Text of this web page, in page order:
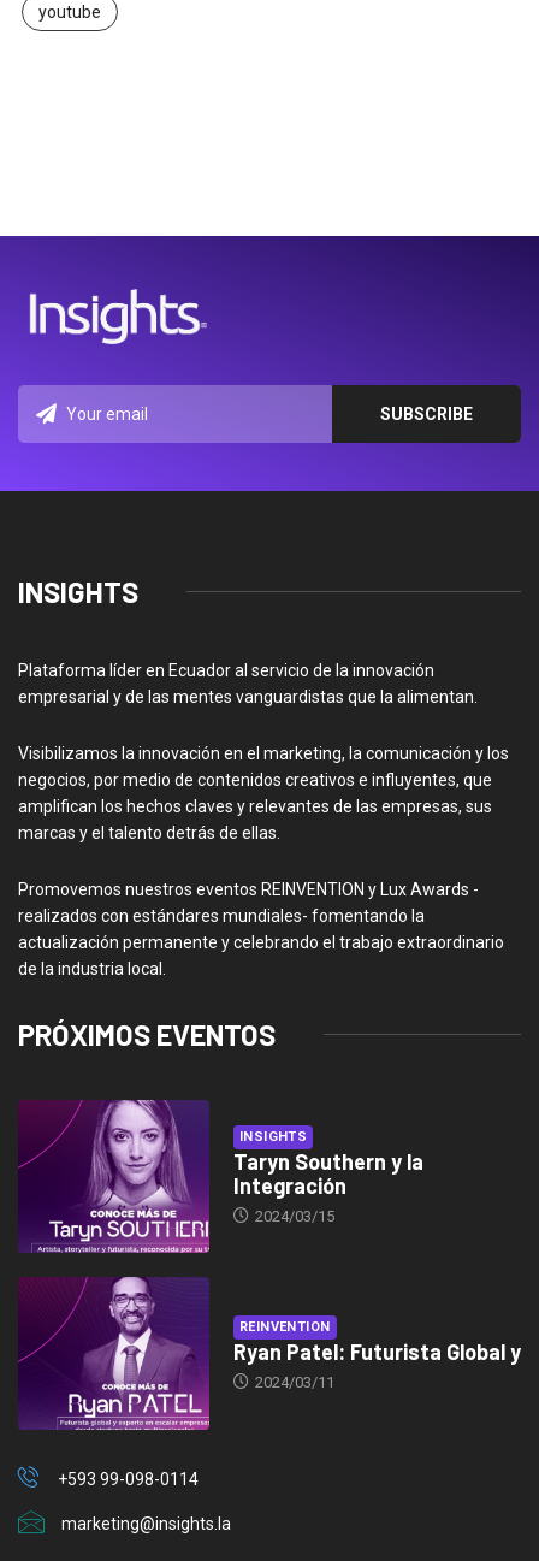
youtube
INSIGHTS
Plataforma líder en Ecuador al servicio de la innovación
empresarial y de las mentes vanguardistas que la alimentan.
Visibilizamos la innovación en el marketing, la comunicación y los
negocios, por medio de contenidos creativos e influyentes, que
amplifican los hechos claves y relevantes de las empresas, sus
marcas y el talento detrás de ellas.
Promovemos nuestros eventos REINVENTION y Lux Awards -
realizados con estándares mundiales- fomentando la
actualización permanente y celebrando el trabajo extraordinario
de la industria local.
PRÓXIMOS EVENTOS
INSIGHTS
Taryn Southern y la
Integración
2024/03/15
REINVENTION
Ryan Patel: Futurista Global y
2024/03/11
+593 99-098-0114
marketing@insights.la